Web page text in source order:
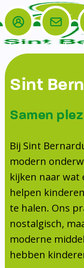
Home
De School
Onderwijs
Centrum
Schooltijden
Absentie
Vakanties
Aanmelden
Het Team
Ouders
Ouders
Formulieren
Contact
Login E-mail
Sint
Samen
Bij Sint
modern
kijken naar wat
helpen
te halen. Ons
nostalgisch,
moderne
hebben